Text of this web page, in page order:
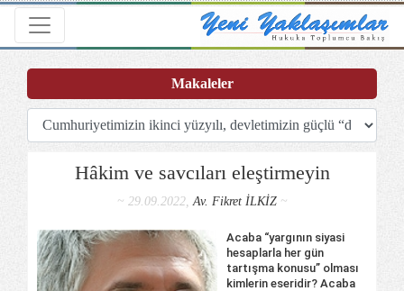
Toggle navigation
Hâkim ve savcıları eleştirmeyin
~ 29.09.2022,Av. Fikret İLKİZ~
Acaba “yargının siyasi
hesaplarla her gün
tartışma konusu” olması
kimlerin eseridir? Acaba
Makaleler